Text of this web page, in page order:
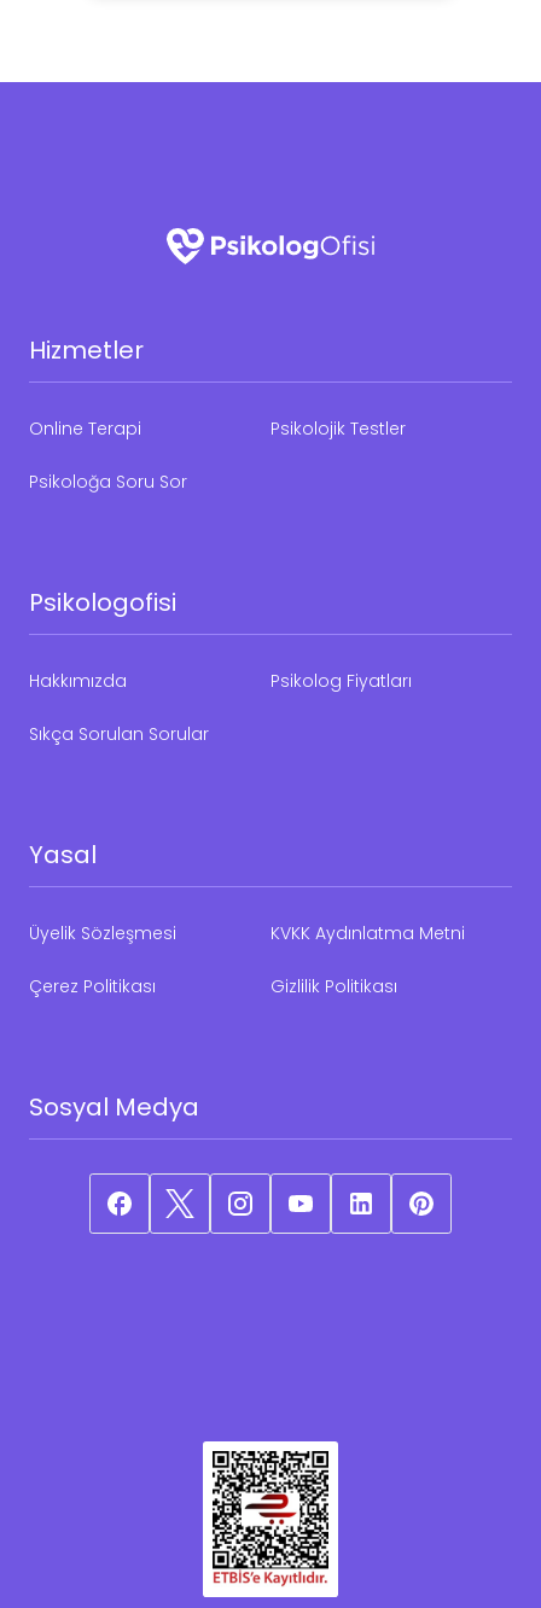
Hizmetler
Online Terapi Psikolojik Testler
Psikoloğa Soru Sor
Psikologofisi
Hakkımızda Psikolog Fiyatları
Sıkça Sorulan Sorular
Yasal
Üyelik Sözleşmesi KVKK Aydınlatma Metni
Çerez Politikası Gizlilik Politikası
Sosyal Medya